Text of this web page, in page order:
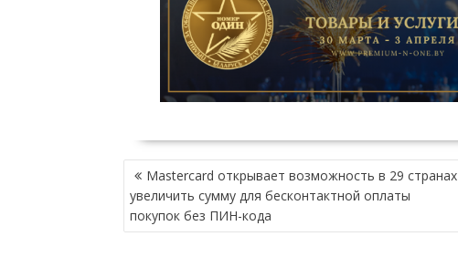
НАВИГАЦИЯ
ПО
ЗАПИСЯМ
Mastercard открывает возможность в 29 странах
увеличить сумму для бесконтактной оплаты
покупок без ПИН-кода